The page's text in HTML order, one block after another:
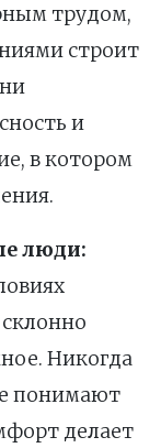
трудом,
строит
и
в котором
люди:
Никогда
понимают
делает